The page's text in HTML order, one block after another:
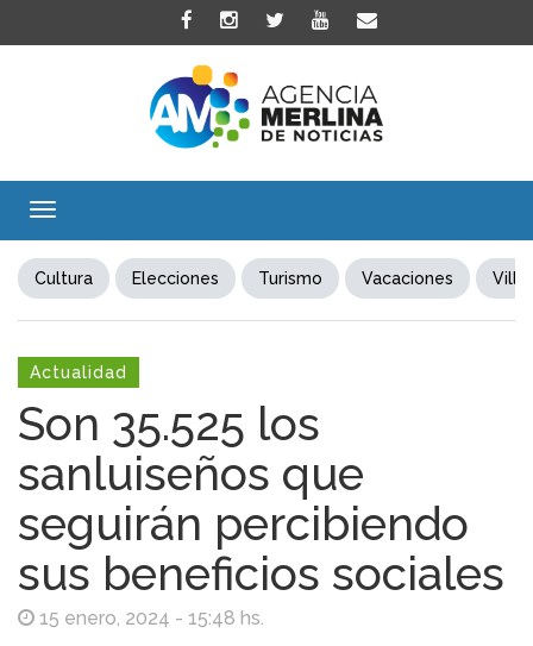
Toggle
Cultura Elecciones Turismo Vacaciones Villa
Actualidad
Son 35.525 los
sanluiseños que
seguirán percibiendo
sus beneficios sociales
15 enero, 2024 - 15:48 hs.